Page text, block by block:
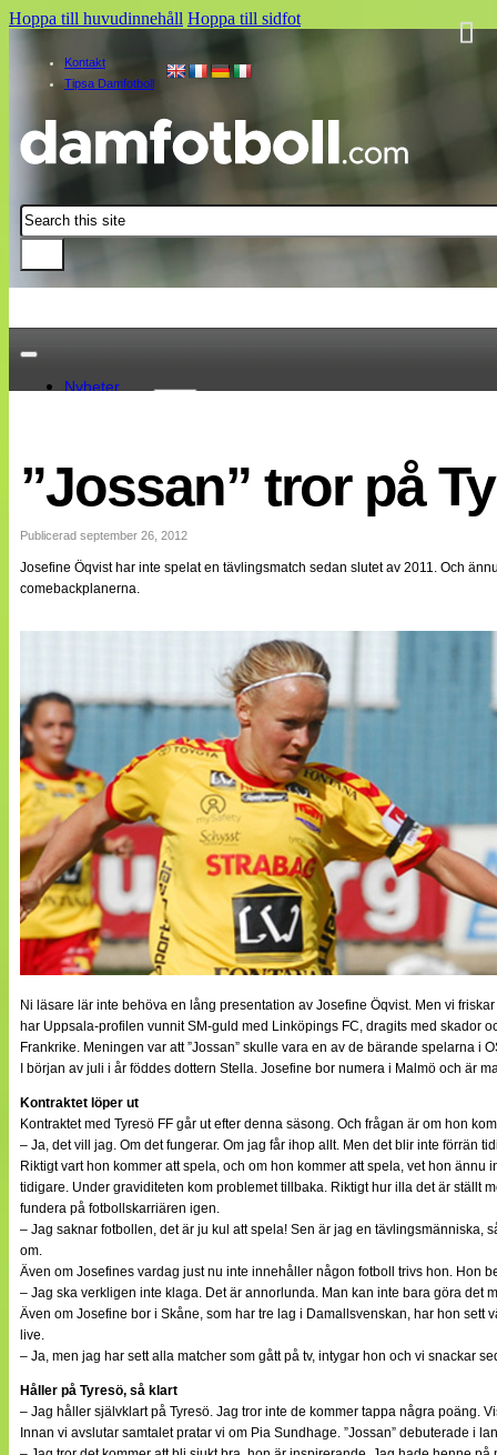
Hoppa till huvudinnehåll Hoppa till sidfot
Kontakt
Tipsa Damfotboll
Sök
Nyheter
EM 2013
Internationellt
Bildreportage
Bloggar
Lagen
Cuper
NÄTverket
Split vision
Om oss
Annonsera
Statistik
Tipsa Damfotboll
Kontakt
”Jossan” tror på
Publicerad september 26, 2012
Josefine Öqvist har inte spelat en tävlingsmatch sedan slutet av 2011. Och
comebackplanerna.
Ni läsare lär inte behöva en lång presentation av Josefine Öqvist. Men vi
har Uppsala-profilen vunnit SM-guld med Linköpings FC, dragits med skador
Frankrike. Meningen var att ”Jossan” skulle vara en av de bärande spelarna
I början av juli i år föddes dottern Stella. Josefine bor numera i Malmö och är
Kontraktet löper ut
Kontraktet med Tyresö FF går ut efter denna säsong. Och frågan är om hon
– Ja, det vill jag. Om det fungerar. Om jag får ihop allt. Men det blir inte förrän
Riktigt vart hon kommer att spela, och om hon kommer att spela, vet hon
tidigare. Under graviditeten kom problemet tillbaka. Riktigt hur illa det är ställt
fundera på fotbollskarriären igen.
– Jag saknar fotbollen, det är ju kul att spela! Sen är jag en tävlingsmänniska,
om.
Även om Josefines vardag just nu inte innehåller någon fotboll trivs hon. Hon
– Jag ska verkligen inte klaga. Det är annorlunda. Man kan inte bara göra det
Även om Josefine bor i Skåne, som har tre lag i Damallsvenskan, har hon
live.
– Ja, men jag har sett alla matcher som gått på tv, intygar hon och vi snackar
Håller på Tyresö, så klart
– Jag håller självklart på Tyresö. Jag tror inte de kommer tappa några poäng.
Innan vi avslutar samtalet pratar vi om Pia Sundhage. ”Jossan” debuterade i